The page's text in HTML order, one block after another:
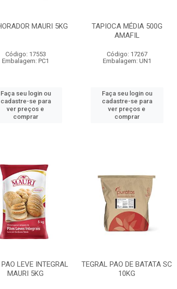
MAURI 5KG
Código: 17553
Embalagem: PC1
Faça seu login ou
cadastre-se para
ver preços e
comprar
TAPIOCA MÉDIA 500G
AMAFIL
Código: 17267
Embalagem: UN1
Faça seu login ou
cadastre-se para
ver preços e
comprar
LEVE INTEGRAL
MAURI 5KG
TEGRAL PAO DE BATATA SC
10KG